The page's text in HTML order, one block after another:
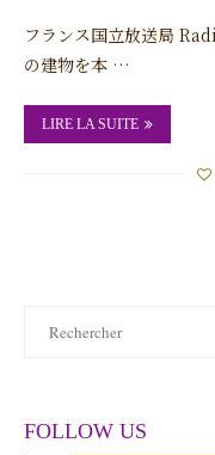
フランス国立放送局
の建物を本 …
LIRE LA SUITE
FOLLOW US